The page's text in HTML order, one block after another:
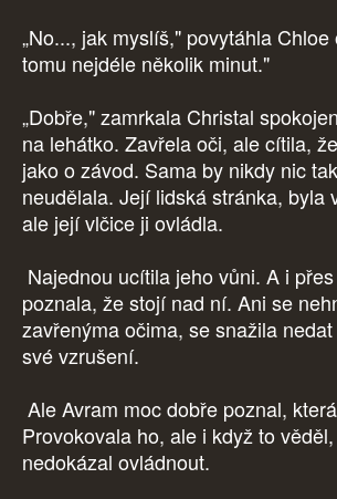
„No..., jak myslíš," povytáhla Chloe
tomu nejdéle několik minut."
„Dobře," zamrkala Christal
na lehátko. Zavřela oči, ale cítila,
jako o závod. Sama by nikdy nic
neudělala. Její lidská stránka, byla
ale její vlčice ji ovládla.
Najednou ucítila jeho vůni. A i
poznala, že stojí nad ní. Ani se
zavřenýma očima, se snažila
své vzrušení.
Ale Avram moc dobře poznal,
Provokovala ho, ale i když to
nedokázal ovládnout.